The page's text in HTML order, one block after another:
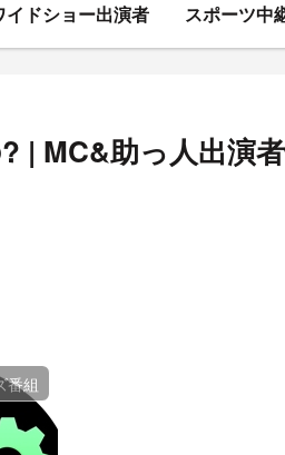
イドショー出演者 スポーツ中
| MC&助っ人出演
番組